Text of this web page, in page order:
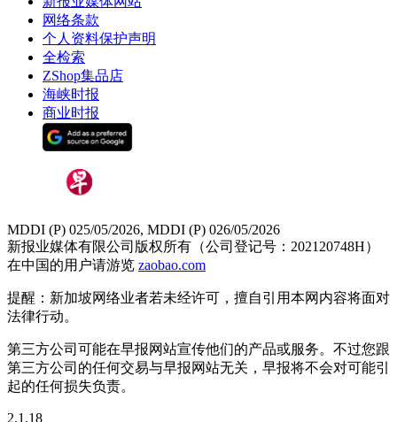
网络条款
个人资料保护声明
全检索
ZShop集品店
海峡时报
商业时报
MDDI (P) 025/05/2026, MDDI (P) 026/05/2026
新报业媒体有限公司版权所有（公司登记号：202120748H）
在中国的用户请游览 zaobao.com
提醒：新加坡网络业者若未经许可，擅自引用本网内容将面对
法律行动。
第三方公司可能在早报网站宣传他们的产品或服务。不过您跟
第三方公司的任何交易与早报网站无关，早报将不会对可能引
起的任何损失负责。
2.1.18